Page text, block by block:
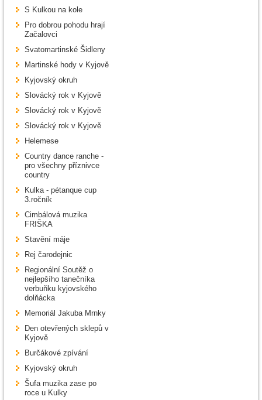
S Kulkou na kole
Pro dobrou pohodu hrají
Začalovci
Svatomartinské Šidleny
Martinské hody v Kyjově
Kyjovský okruh
Slovácký rok v Kyjově
Slovácký rok v Kyjově
Slovácký rok v Kyjově
Helemese
Country dance ranche -
pro všechny příznivce
country
Kulka - pétanque cup
3.ročník
Cimbálová muzika
FRIŠKA
Stavění máje
Rej čarodejnic
Regionální Soutěž o
nejlepšího tanečníka
verbuňku kyjovského
dolňácka
Memoriál Jakuba Mrnky
Den otevřených sklepů v
Kyjově
Burčákové zpívání
Kyjovský okruh
Šufa muzika zase po
roce u Kulky